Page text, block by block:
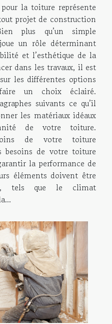
la toiture représente
projet de construction
plus qu’un simple
un rôle déterminant
et l’esthétique de la
dans les travaux, il est
les différentes options
un choix éclairé.
suivants ce qu’il
les matériaux idéaux
de votre toiture.
de votre toiture
besoins de votre toiture
la performance de
éléments doivent être
tels que le climat